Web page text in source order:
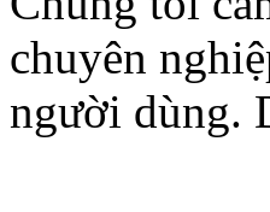
chuyên
người dùng.